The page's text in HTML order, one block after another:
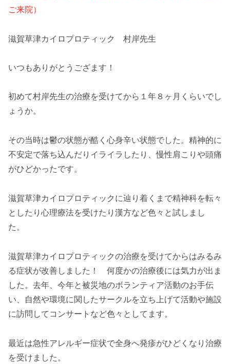
ご来院）
滋賀草津カイロプロティック 村岸先生
いつもありがとうござます！
初めて村岸先生の治療を受けてから１年８ヶ月くらいでし
ょうか。
その当時は鬱の状態が酷く心身辛い状態でした。精神的に
不安定で落ち込んだりイライラしたり、慢性肩こりや頭痛
がひどかったです。
滋賀草津カイロプロティックに辿り着くまで精神科を転々
としたり心理療法を受けたり漢方など色々と試しまし
た。
滋賀草津カイロプロティックの治療を受けてからはみるみ
る症状が改善しました！ 何度かの治療後には気力が出ま
した。去年、今年と被災地のボランティア活動のお手伝
い、自然や環境に関したサークルを立ち上げて活動や施設
に訪問してコンサートなど色々としてます。
最近は急性アレルギー症状で全身へ発疹がひどくなり治療
を受けました。